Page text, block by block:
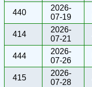
440
2026-
07-19
414
2026-
07-21
444
2026-
07-26
415
2026-
07-28